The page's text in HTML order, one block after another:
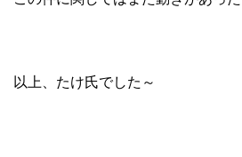
以上、たけ氏でした～